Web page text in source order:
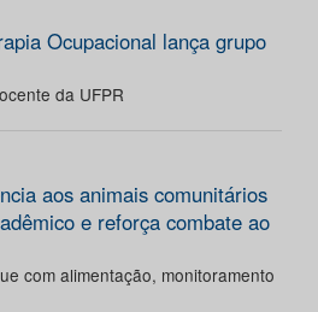
Ocupacional lança grupo
da UFPR
aos animais comunitários
e reforça combate ao
com alimentação, monitoramento